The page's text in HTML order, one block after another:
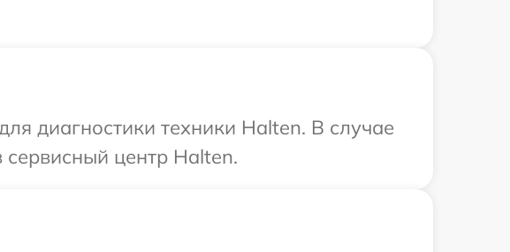
диагностики техники Halten. В случае
центр Halten.